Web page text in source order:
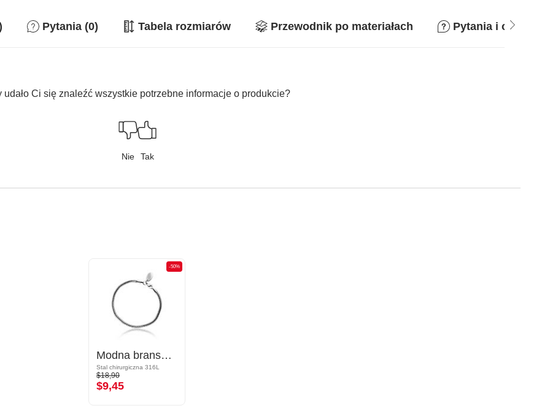
Pytania (0) Tabela rozmiarów Przewodnik po materiałach Pytania i
udało Ci się znaleźć wszystkie potrzebne informacje o produkcie?
Nie Tak
-50%
Modna bransoletka do koralików
Stal chirurgiczna 316L
$18,90
$9,45